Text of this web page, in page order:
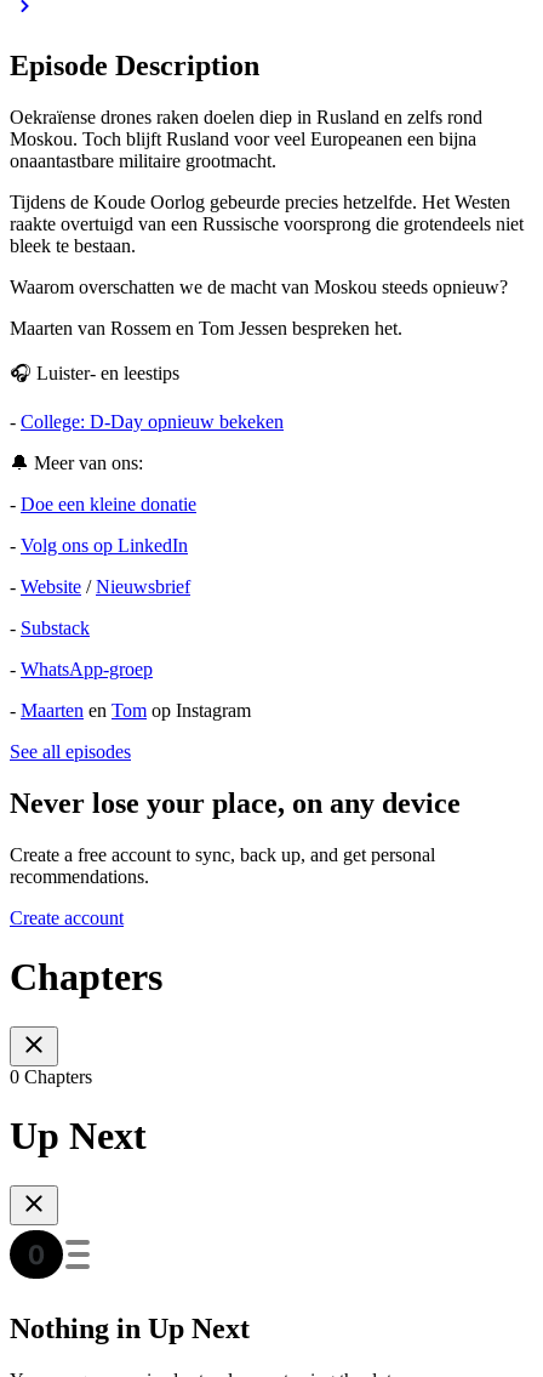
Episode Description
Oekraïense drones raken doelen diep in Rusland en zelfs rond
Moskou. Toch blijft Rusland voor veel Europeanen een bijna
onaantastbare militaire grootmacht.
Tijdens de Koude Oorlog gebeurde precies hetzelfde. Het Westen
raakte overtuigd van een Russische voorsprong die grotendeels niet
bleek te bestaan.
Waarom overschatten we de macht van Moskou steeds opnieuw?
Maarten van Rossem en Tom Jessen bespreken het.
🎧 Luister- en leestips
- College: D-Day opnieuw bekeken
🔔 Meer van ons:
- Doe een kleine donatie
- Volg ons op LinkedIn
- Website /Nieuwsbrief
- Substack
- WhatsApp-groep
- Maarten en Tom op Instagram
See all episodes
Never lose your place, on any device
Create a free account to sync, back up, and get personal
recommendations.
Create account
Chapters
0 Chapters
Up Next
Nothing in Up Next